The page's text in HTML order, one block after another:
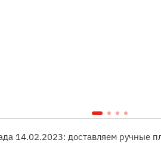
14.02.2023: доставляем ручные